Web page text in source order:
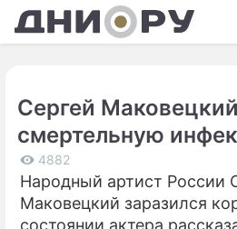
Сергей
смертельную
4882
Народный артист России
Маковецкий заразился
состоянии актера